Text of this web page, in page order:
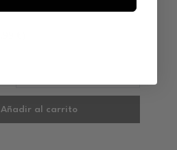
Añadir al carrito